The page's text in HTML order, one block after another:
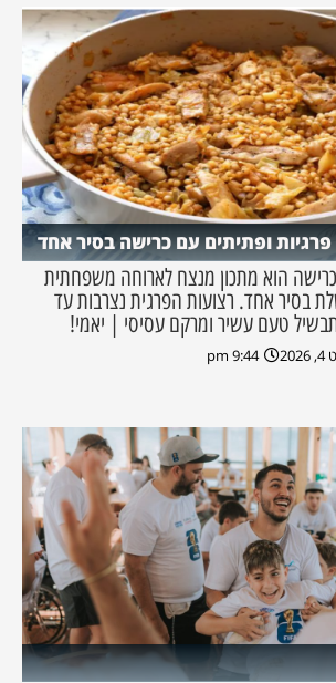
ופתיתים עם כרישה בסיר אחד
הוא מתכון מנצח לארוחה משפחתית
בסיר אחד. רצועות הפרגית נצרבות עד
טעם עשיר ומרקם עסיסי | יאמי!
9:44 pm